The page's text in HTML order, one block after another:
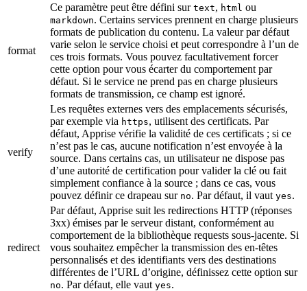
format
Ce paramètre peut être défini sur text, html ou
markdown. Certains services prennent en charge plusieurs
formats de publication du contenu. La valeur par défaut
varie selon le service choisi et peut correspondre à l’un de
ces trois formats. Vous pouvez facultativement forcer
cette option pour vous écarter du comportement par
défaut. Si le service ne prend pas en charge plusieurs
formats de transmission, ce champ est ignoré.
verify
Les requêtes externes vers des emplacements sécurisés,
par exemple via https, utilisent des certificats. Par
défaut, Apprise vérifie la validité de ces certificats ; si ce
n’est pas le cas, aucune notification n’est envoyée à la
source. Dans certains cas, un utilisateur ne dispose pas
d’une autorité de certification pour valider la clé ou fait
simplement confiance à la source ; dans ce cas, vous
pouvez définir ce drapeau sur no. Par défaut, il vaut yes.
redirect
Par défaut, Apprise suit les redirections HTTP (réponses
3xx) émises par le serveur distant, conformément au
comportement de la bibliothèque requests sous-jacente. Si
vous souhaitez empêcher la transmission des en-têtes
personnalisés et des identifiants vers des destinations
différentes de l’URL d’origine, définissez cette option sur
no. Par défaut, elle vaut yes.